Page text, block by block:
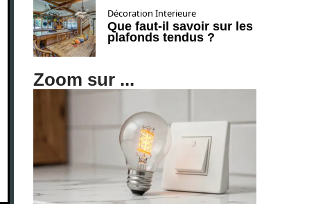
Décoration Interieure
Que faut-il savoir sur les
plafonds tendus ?
Zoom sur ...